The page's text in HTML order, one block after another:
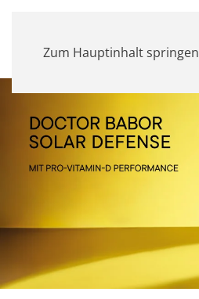
Zum Hauptinhalt springen